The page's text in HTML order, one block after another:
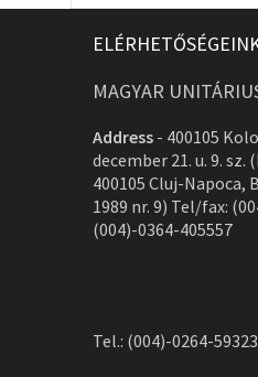
MAGYAR
Address - 400105
december 21. u. 9. sz.
400105 Cluj-Napoca,
1989 nr. 9) Tel/fax:
(004)-0364-405557
Tel.: (004)-0264-